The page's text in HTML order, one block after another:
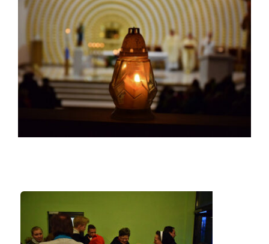
Historia
Duszpasterze
Grupy parafialne
Kancelaria